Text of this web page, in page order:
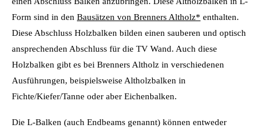
Form sind in den Bausätzen von Brenners Altholz* enthalten.
Diese Abschluss Holzbalken bilden einen sauberen und optisch
ansprechenden Abschluss für die TV Wand. Auch diese
Holzbalken gibt es bei Brenners Altholz in verschiedenen
Ausführungen, beispielsweise Altholzbalken in
Fichte/Kiefer/Tanne oder aber Eichenbalken.
Die L-Balken (auch Endbeams genannt) können entweder